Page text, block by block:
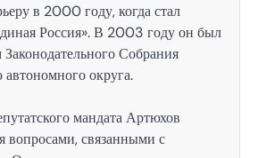
в 2000 году, когда стал
Россия». В 2003 году он был
Собрания
округа.
мандата Артюхов
вопросами, связанными с